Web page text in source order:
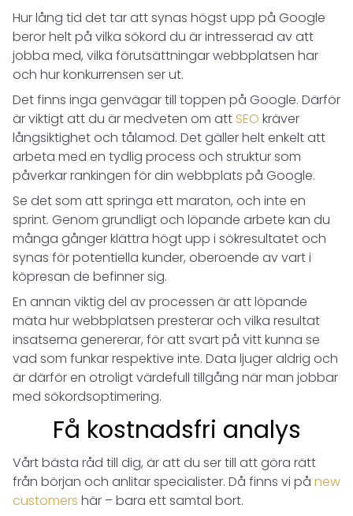
Hur lång tid det tar att synas högst upp på Google
beror helt på vilka sökord du är intresserad av att
jobba med, vilka förutsättningar webbplatsen har
och hur konkurrensen ser ut.
Det finns inga genvägar till toppen på Google. Därför
är viktigt att du är medveten om att SEO kräver
långsiktighet och tålamod. Det gäller helt enkelt att
arbeta med en tydlig process och struktur som
påverkar rankingen för din webbplats på Google.
Se det som att springa ett maraton, och inte en
sprint. Genom grundligt och löpande arbete kan du
många gånger klättra högt upp i sökresultatet och
synas för potentiella kunder, oberoende av vart i
köpresan de befinner sig.
En annan viktig del av processen är att löpande
mäta hur webbplatsen presterar och vilka resultat
insatserna genererar, för att svart på vitt kunna se
vad som funkar respektive inte. Data ljuger aldrig och
är därför en otroligt värdefull tillgång när man jobbar
med sökordsoptimering.
Få kostnadsfri analys
Vårt bästa råd till dig, är att du ser till att göra rätt
från början och anlitar specialister. Då finns vi på new
customers här – bara ett samtal bort.